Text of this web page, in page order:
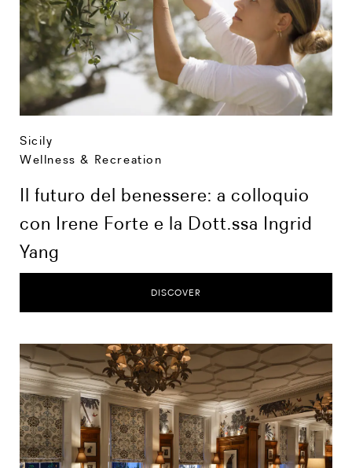
Sicily
Wellness & Recreation
Il futuro del benessere: a colloquio
con Irene Forte e la Dott.ssa Ingrid
Yang
DISCOVER